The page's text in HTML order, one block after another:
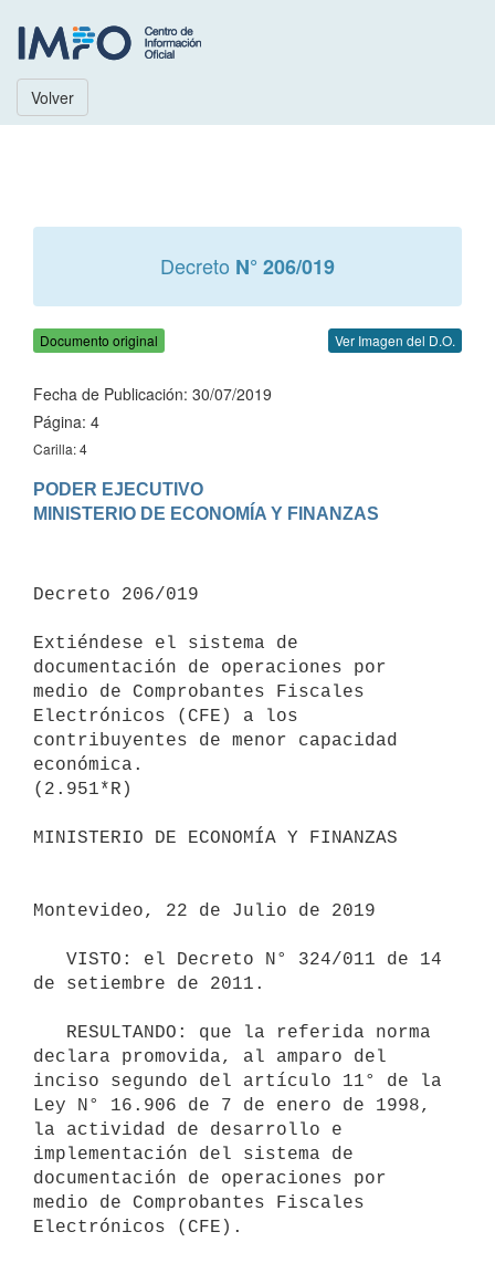
Volver
Decreto N° 206/019
Documento original Ver Imagen del D.O.
Fecha de Publicación: 30/07/2019
Página: 4
Carilla: 4
PODER EJECUTIVO
Decreto 206/019
Extiéndese el sistema de
documentación de operaciones por
medio de Comprobantes Fiscales
Electrónicos (CFE) a los
contribuyentes de menor capacidad
económica.
(2.951*R)
MINISTERIO DE ECONOMÍA Y FINANZAS
Montevideo, 22 de Julio de 2019
de setiembre de 2011.
declara promovida, al amparo del
inciso segundo del artículo 11° de la
Ley N° 16.906 de 7 de enero de 1998,
la actividad de desarrollo e
implementación del sistema de
documentación de operaciones por
medio de Comprobantes Fiscales
Electrónicos (CFE).